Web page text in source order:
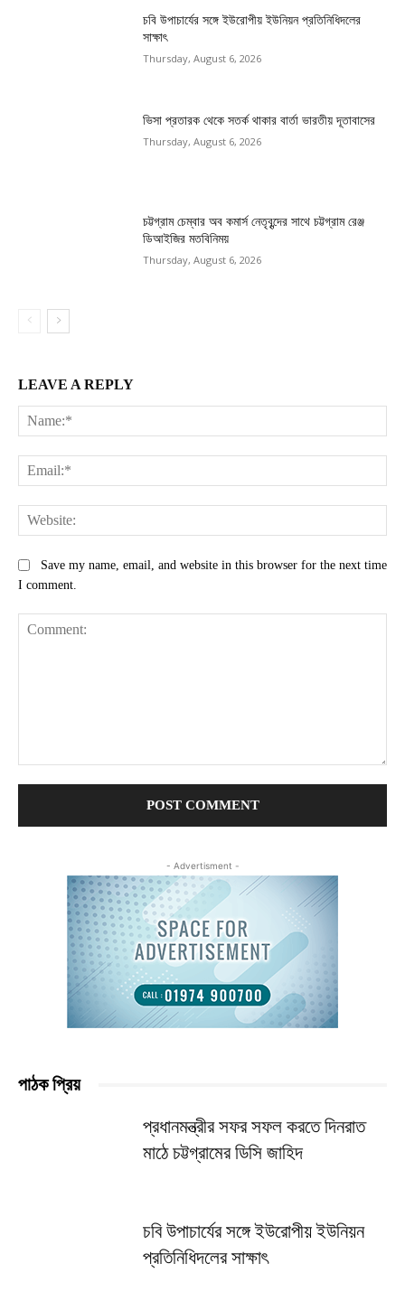
চবি উপাচার্যের সঙ্গে ইউরোপীয় ইউনিয়ন প্রতিনিধিদলের
সাক্ষাৎ
Thursday, August 6, 2026
ভিসা প্রতারক থেকে সতর্ক থাকার বার্তা ভারতীয় দূতাবাসের
Thursday, August 6, 2026
চট্টগ্রাম চেম্বার অব কমার্স নেতৃবৃন্দের সাথে চট্টগ্রাম রেঞ্জ
ডিআইজির মতবিনিময়
Thursday, August 6, 2026
LEAVE A REPLY
Save my name, email, and website in this browser for the next time
I comment.
- Advertisment -
পাঠক প্রিয়
প্রধানমন্ত্রীর সফর সফল করতে দিনরাত
মাঠে চট্টগ্রামের ডিসি জাহিদ
চবি উপাচার্যের সঙ্গে ইউরোপীয় ইউনিয়ন
প্রতিনিধিদলের সাক্ষাৎ